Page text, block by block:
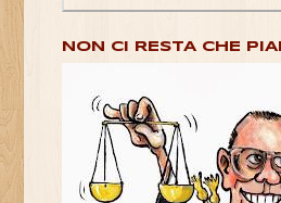
NON CI RESTA CHE